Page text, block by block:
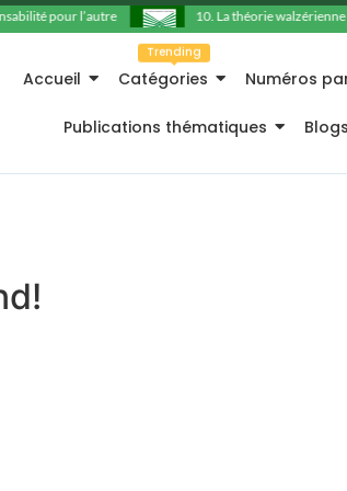
pour l’autre 10. La théorie walzérienne
Accueil Catégories
Trending
Numéros
Publications thématiques Blogs